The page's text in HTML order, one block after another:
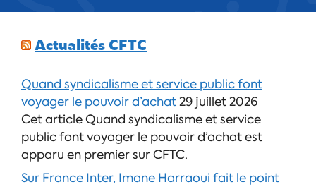
Actualités CFTC
Quand syndicalisme et service public font
voyager le pouvoir d’achat29 juillet 2026
Cet article Quand syndicalisme et service
public font voyager le pouvoir d’achat est
apparu en premier sur CFTC.
Sur France Inter, Imane Harraoui fait le point